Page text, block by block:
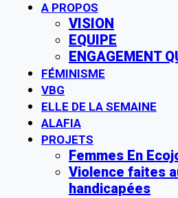
A PROPOS
VISION
EQUIPE
ENGAGEMENT
FÉMINISME
VBG
ELLE DE LA SEMAINE
ALAFIA
PROJETS
Femmes En
Violence faites
handicapées